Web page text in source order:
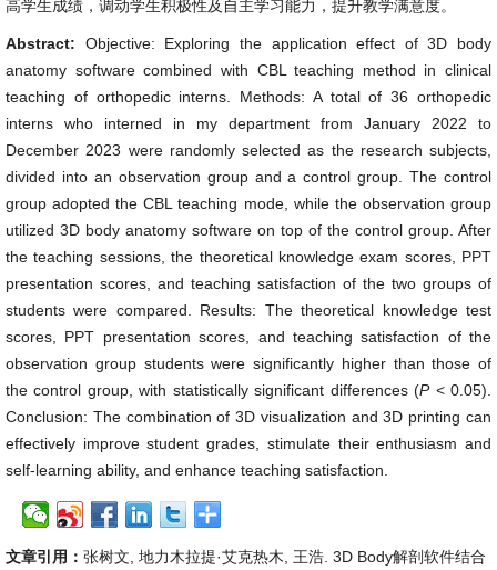
高学生成绩，调动学生积极性及自主学习能力，提升教学满意度。
Abstract: Objective: Exploring the application effect of 3D body
anatomy software combined with CBL teaching method in clinical
teaching of orthopedic interns. Methods: A total of 36 orthopedic
interns who interned in my department from January 2022 to
December 2023 were randomly selected as the research subjects,
divided into an observation group and a control group. The control
group adopted the CBL teaching mode, while the observation group
utilized 3D body anatomy software on top of the control group. After
the teaching sessions, the theoretical knowledge exam scores, PPT
presentation scores, and teaching satisfaction of the two groups of
students were compared. Results: The theoretical knowledge test
scores, PPT presentation scores, and teaching satisfaction of the
observation group students were significantly higher than those of
the control group, with statistically significant differences (P< 0.05).
Conclusion: The combination of 3D visualization and 3D printing can
effectively improve student grades, stimulate their enthusiasm and
self-learning ability, and enhance teaching satisfaction.
文章引用： 张树文, 地力木拉提·艾克热木, 王浩. 3D Body解剖软件结合